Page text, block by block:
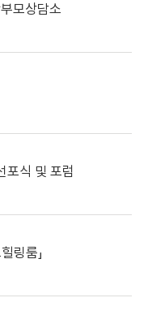
모상담소
식 및 포럼
링룸」